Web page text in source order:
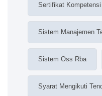
Sertifikat
Sistem Manajemen
Sistem Oss Rba
Syarat Mengikuti